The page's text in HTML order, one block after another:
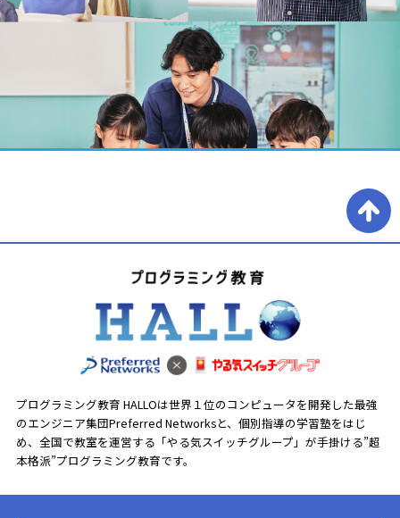
プログラミング教育 HALLOは世界１位のコンピュータを開発した最強
のエンジニア集団Preferred Networksと、 個別指導の学習塾をはじ
め、全国で教室を運営する「やる気スイッチグループ」が手掛ける”超
本格派”プログラミング教育です。